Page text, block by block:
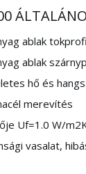
ablak
ablak
hő és
merevítés
Uf=1.0 W/m2
vasalat,